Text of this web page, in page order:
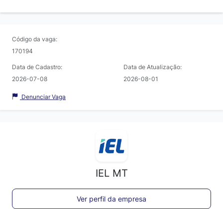
Código da vaga:
170194
Data de Cadastro:
2026-07-08
Data de Atualização:
2026-08-01
Denunciar Vaga
IEL MT
Ver perfil da empresa